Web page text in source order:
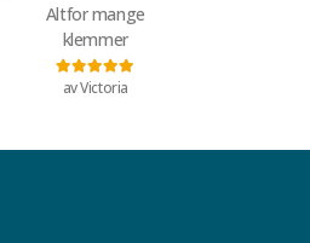
Altfor mange
klemmer
Vurdert5av 5
av Victoria